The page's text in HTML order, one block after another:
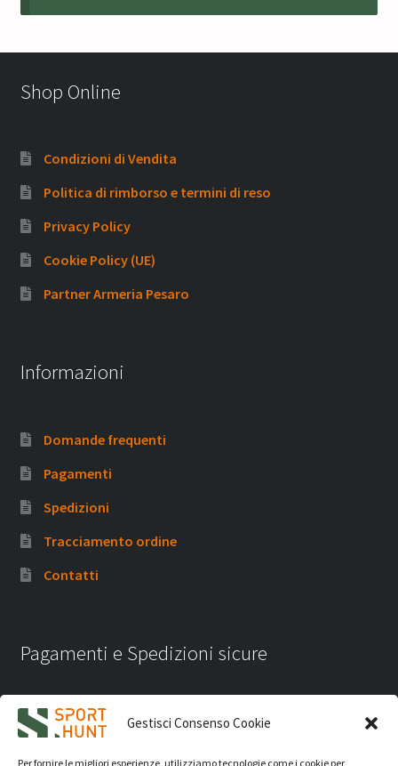
Gestisci Consenso Cookie
Per fornire le migliori esperienze, utilizziamo tecnologie come i cookie per
Shop Online
Condizioni di Vendita
Politica di rimborso e termini di reso
Privacy Policy
Cookie Policy (UE)
Partner Armeria Pesaro
Informazioni
Domande frequenti
Pagamenti
Spedizioni
Tracciamento ordine
Contatti
Pagamenti e Spedizioni sicure